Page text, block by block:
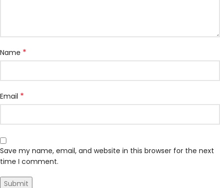
Name *
Email *
Save my name, email, and website in this browser for the next
time I comment.